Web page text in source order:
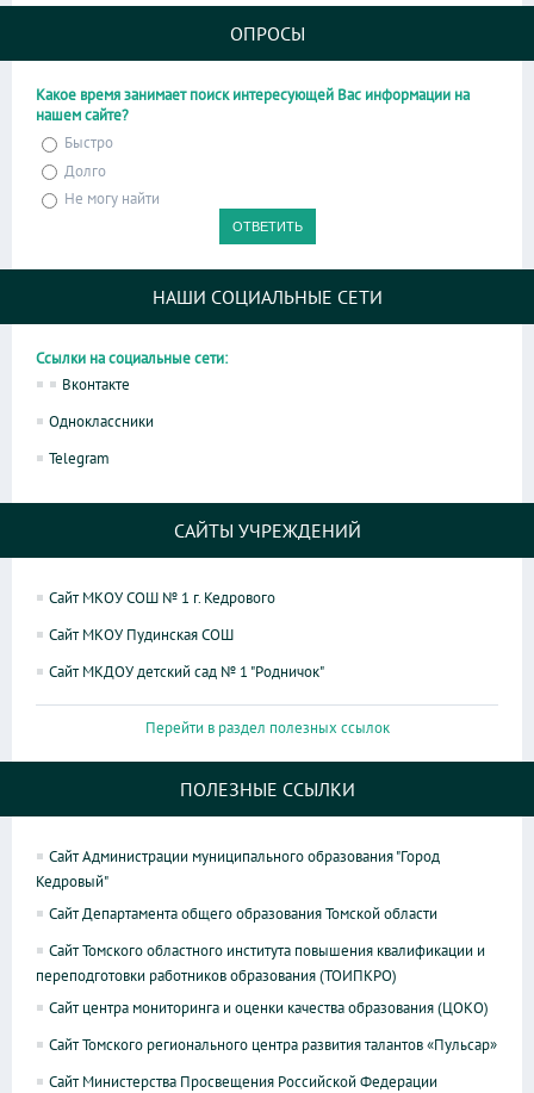
ОПРОСЫ
Какое время занимает поиск интересующей Вас информации на
нашем сайте?
Быстро
Долго
Не могу найти
НАШИ СОЦИАЛЬНЫЕ СЕТИ
Ссылки на социальные сети:
Вконтакте
Одноклассники
Telegram
САЙТЫ УЧРЕЖДЕНИЙ
Сайт МКОУ СОШ № 1 г. Кедрового
Сайт МКОУ Пудинская СОШ
Сайт МКДОУ детский сад № 1 "Родничок"
Перейти в раздел полезных ссылок
ПОЛЕЗНЫЕ ССЫЛКИ
Сайт Администрации муниципального образования "Город
Кедровый"
Сайт Департамента общего образования Томской области
Сайт Томского областного института повышения квалификации и
переподготовки работников образования (ТОИПКРО)
Сайт центра мониторинга и оценки качества образования (ЦОКО)
Сайт Томского регионального центра развития талантов «Пульсар»
Сайт Министерства Просвещения Российской Федерации